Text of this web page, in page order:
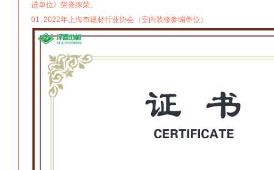
进单位》荣誉殊荣。
01. 2022年上海市建材行业协会（室内装修参编单位）